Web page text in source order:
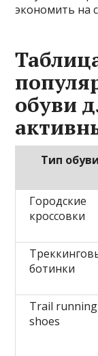
экономить на
обуви
Тип обуви
Городские
кроссовки
ботинки
Trail running
shoes